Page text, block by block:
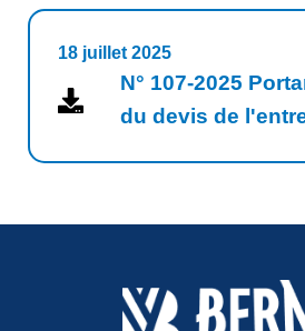
18 juillet 2025
N° 107-2025
du devis de